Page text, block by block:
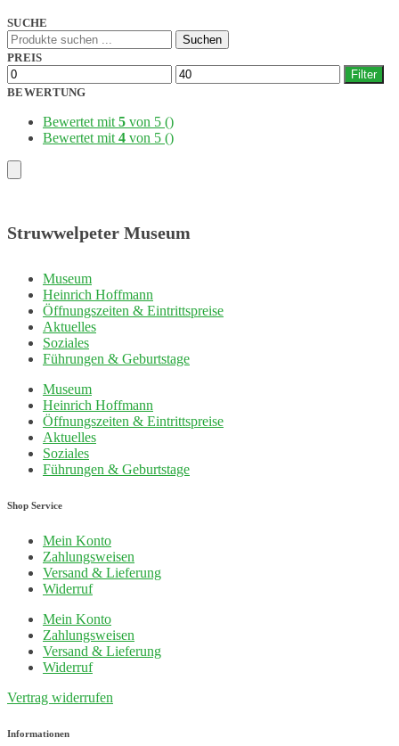
SUCHE
Suchen
nach:
Suchen
PREIS
Min.
Preis
Max.
Preis
Filter
BEWERTUNG
Bewertet mit 5 von 5 ()
Bewertet mit 4 von 5 ()
Struwwelpeter Museum
Museum
Heinrich Hoffmann
Öffnungszeiten & Eintrittspreise
Aktuelles
Soziales
Führungen & Geburtstage
Museum
Heinrich Hoffmann
Öffnungszeiten & Eintrittspreise
Aktuelles
Soziales
Führungen & Geburtstage
Shop Service
Mein Konto
Zahlungsweisen
Versand & Lieferung
Widerruf
Mein Konto
Zahlungsweisen
Versand & Lieferung
Widerruf
Vertrag widerrufen
Informationen